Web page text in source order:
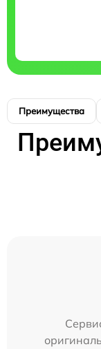
Преимущества